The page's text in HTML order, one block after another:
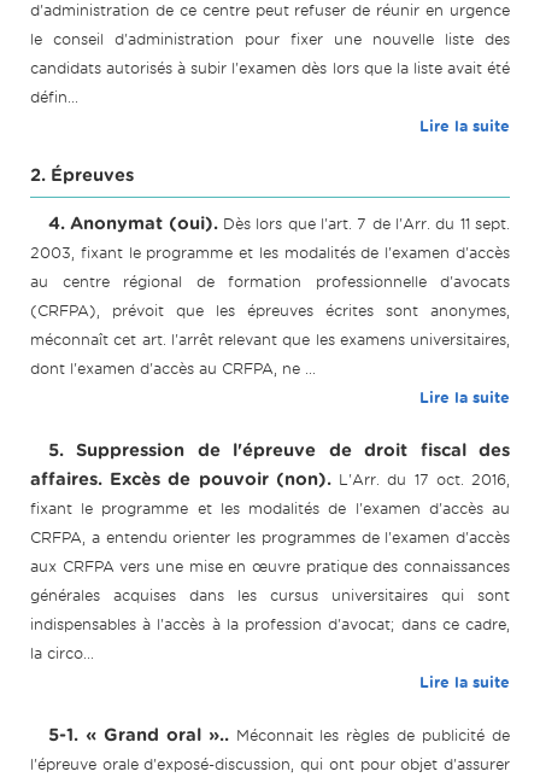
d'administration de ce centre peut refuser de réunir en urgence
le conseil d'administration pour fixer une nouvelle liste des
candidats autorisés à subir l'examen dès lors que la liste avait été
défin...
Lire la suite
2. Épreuves
4. Anonymat (oui). Dès lors que l'art. 7 de l'Arr. du 11 sept.
2003, fixant le programme et les modalités de l'examen d'accès
au centre régional de formation professionnelle d'avocats
(CRFPA), prévoit que les épreuves écrites sont anonymes,
méconnaît cet art. l'arrêt relevant que les examens universitaires,
dont l'examen d'accès au CRFPA, ne ...
Lire la suite
5. Suppression de l'épreuve de droit fiscal des
affaires. Excès de pouvoir (non). L'Arr. du 17 oct. 2016,
fixant le programme et les modalités de l'examen d'accès au
CRFPA, a entendu orienter les programmes de l'examen d'accès
aux CRFPA vers une mise en œuvre pratique des connaissances
générales acquises dans les cursus universitaires qui sont
indispensables à l'accès à la profession d'avocat; dans ce cadre,
la circo...
Lire la suite
5-1. « Grand oral ».. Méconnait les règles de publicité de
l'épreuve orale d'exposé-discussion, qui ont pour objet d'assurer